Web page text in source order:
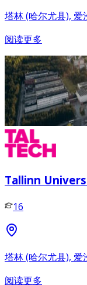
塔林 (哈尔尤县), 爱
阅读更多
Tallinn
16
塔林 (哈尔尤县), 爱
阅读更多